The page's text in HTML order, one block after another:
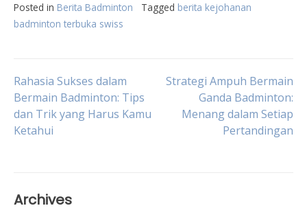
Posted in Berita Badminton Tagged berita kejohanan
badminton terbuka swiss
Post
navigation
Rahasia Sukses dalam
Bermain Badminton: Tips
dan Trik yang Harus Kamu
Ketahui
Strategi Ampuh Bermain
Ganda Badminton:
Menang dalam Setiap
Pertandingan
Archives